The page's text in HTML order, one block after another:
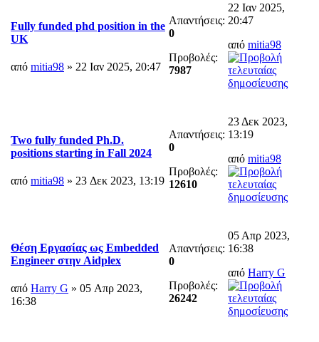
Fully funded phd position in the
UK
από mitia98 » 22 Ιαν 2025, 20:47
Απαντήσεις:
0
Προβολές:
7987
22 Ιαν 2025,
20:47
από mitia98
Two fully funded Ph.D.
positions starting in Fall 2024
από mitia98 » 23 Δεκ 2023, 13:19
Απαντήσεις:
0
Προβολές:
12610
23 Δεκ 2023,
13:19
από mitia98
Θέση Εργασίας ως Embedded
Engineer στην Aidplex
από Harry G » 05 Απρ 2023,
16:38
Απαντήσεις:
0
Προβολές:
26242
05 Απρ 2023,
16:38
από Harry G